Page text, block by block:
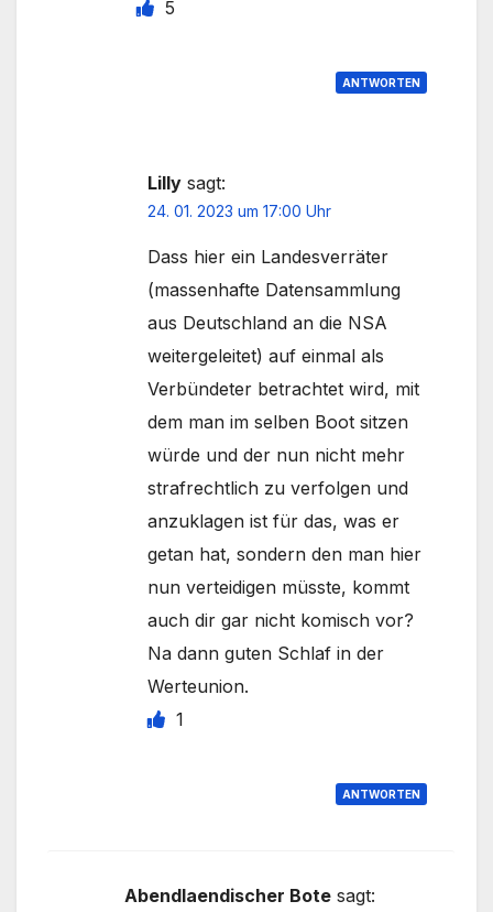
5
ANTWORTEN
Lilly sagt:
24. 01. 2023 um 17:00 Uhr
Dass hier ein Landesverräter
(massenhafte Datensammlung
aus Deutschland an die NSA
weitergeleitet) auf einmal als
Verbündeter betrachtet wird, mit
dem man im selben Boot sitzen
würde und der nun nicht mehr
strafrechtlich zu verfolgen und
anzuklagen ist für das, was er
getan hat, sondern den man hier
nun verteidigen müsste, kommt
auch dir gar nicht komisch vor?
Na dann guten Schlaf in der
Werteunion.
1
ANTWORTEN
Abendlaendischer Bote sagt: